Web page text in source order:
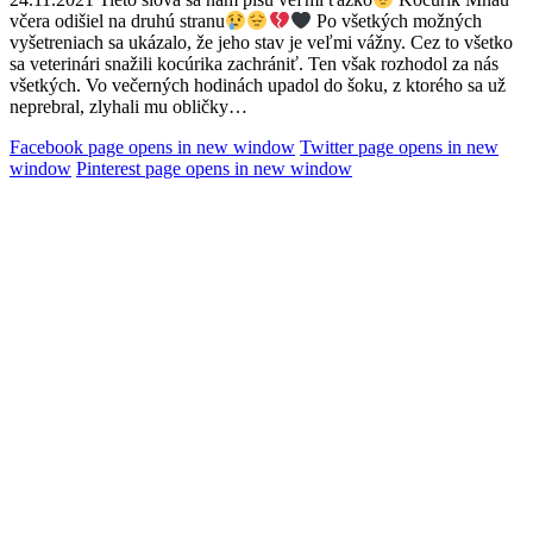
včera odišiel na druhú stranu
Po všetkých možných
vyšetreniach sa ukázalo, že jeho stav je veľmi vážny. Cez to všetko
sa veterinári snažili kocúrika zachrániť. Ten však rozhodol za nás
všetkých. Vo večerných hodinách upadol do šoku, z ktorého sa už
neprebral, zlyhali mu obličky…
Facebook page opens in new window Twitter page opens in new
window Pinterest page opens in new window